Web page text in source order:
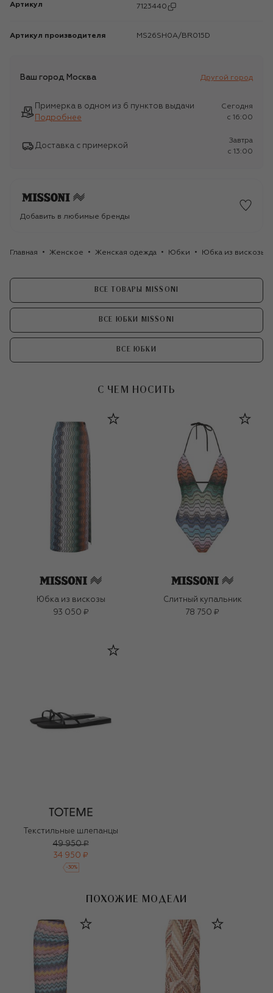
Артикул 7123440
Артикул производителя MS26SH0A/BR015D
Ваш город Москва Другой город
Примерка в одном из 6 пунктов выдачи
Подробнее
Сегодня
c 16:00
Доставка с примеркой
Завтра
c 13:00
Добавить в любимые бренды
Главная Женское Женская одежда Юбки Юбка из вискозы
ВСЕ ТОВАРЫ MISSONI
ВСЕ ЮБКИ MISSONI
ВСЕ ЮБКИ
С ЧЕМ НОСИТЬ
Юбка из вискозы
93 050 ₽
Слитный купальник
78 750 ₽
Текстильные шлепанцы
49 950 ₽
34 950 ₽
-30%
ПОХОЖИЕ МОДЕЛИ